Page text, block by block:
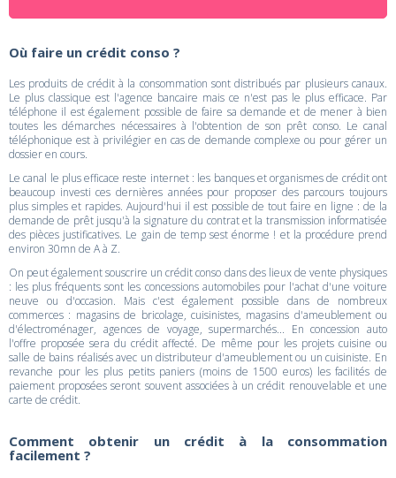
Où faire un crédit conso ?
Les produits de crédit à la consommation sont distribués par plusieurs canaux.
Le plus classique est l'agence bancaire mais ce n'est pas le plus efficace. Par
téléphone il est également possible de faire sa demande et de mener à bien
toutes les démarches nécessaires à l'obtention de son prêt conso. Le canal
téléphonique est à privilégier en cas de demande complexe ou pour gérer un
dossier en cours.
Le canal le plus efficace reste internet : les banques et organismes de crédit ont
beaucoup investi ces dernières années pour proposer des parcours toujours
plus simples et rapides. Aujourd'hui il est possible de tout faire en ligne : de la
demande de prêt jusqu'à la signature du contrat et la transmission informatisée
des pièces justificatives. Le gain de temp sest énorme ! et la procédure prend
environ 30mn de A à Z.
On peut également souscrire un crédit conso dans des lieux de vente physiques
: les plus fréquents sont les concessions automobiles pour l'achat d'une voiture
neuve ou d'occasion. Mais c'est également possible dans de nombreux
commerces : magasins de bricolage, cuisinistes, magasins d'ameublement ou
d'électroménager, agences de voyage, supermarchés... En concession auto
l'offre proposée sera du crédit affecté. De même pour les projets cuisine ou
salle de bains réalisés avec un distributeur d'ameublement ou un cuisiniste. En
revanche pour les plus petits paniers (moins de 1500 euros) les facilités de
paiement proposées seront souvent associées à un crédit renouvelable et une
carte de crédit.
Comment obtenir un crédit à la consommation
facilement ?